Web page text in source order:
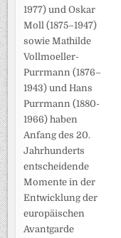
1977) und Oskar
Moll (1875–1947)
sowie Mathilde
Vollmoeller-
Purrmann (1876–
1943) und Hans
Purrmann (1880-
1966) haben
Anfang des 20.
Jahrhunderts
entscheidende
Momente in der
Entwicklung der
europäischen
Avantgarde